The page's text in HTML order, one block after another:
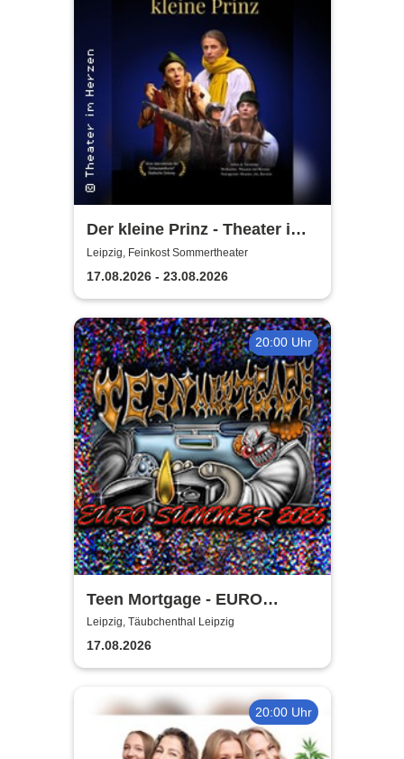
Der kleine Prinz - Theater im
Herzen
Leipzig, Feinkost Sommertheater
17.08.2026 - 23.08.2026
20:00 Uhr
Teen Mortgage - EURO
SUMMER 2026
Leipzig, Täubchenthal Leipzig
17.08.2026
20:00 Uhr